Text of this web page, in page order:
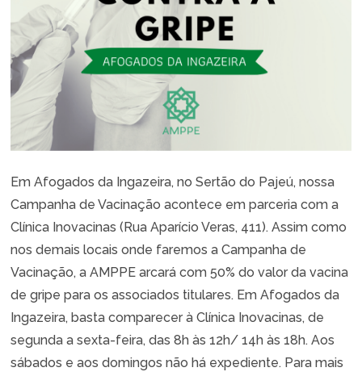
Em Afogados da Ingazeira, no Sertão do Pajeú, nossa
Campanha de Vacinação acontece em parceria com a
Clínica Inovacinas (Rua Aparício Veras, 411). Assim como
nos demais locais onde faremos a Campanha de
Vacinação, a AMPPE arcará com 50% do valor da vacina
de gripe para os associados titulares. Em Afogados da
Ingazeira, basta comparecer à Clínica Inovacinas, de
segunda a sexta-feira, das 8h às 12h/ 14h às 18h. Aos
sábados e aos domingos não há expediente. Para mais